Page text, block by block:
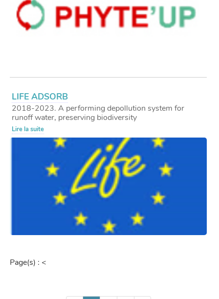
LIFE ADSORB
2018-2023. A performing depollution system for
runoff water, preserving biodiversity
Lire la suite
Page(s) : <